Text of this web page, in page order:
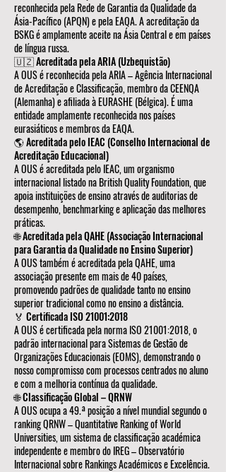
reconhecida pela Rede de Garantia da Qualidade da
Ásia-Pacífico (APQN) e pela EAQA. A acreditação da
BSKG é amplamente aceite na Ásia Central e em países
de língua russa.
🇺🇿 Acreditada pela ARIA (Uzbequistão)
A OUS é reconhecida pela ARIA – Agência Internacional
de Acreditação e Classificação, membro da CEENQA
(Alemanha) e afiliada à EURASHE (Bélgica). É uma
entidade amplamente reconhecida nos países
eurasiáticos e membros da EAQA.
🌎 Acreditada pelo IEAC (Conselho Internacional de
Acreditação Educacional)
A OUS é acreditada pelo IEAC, um organismo
internacional listado na British Quality Foundation, que
apoia instituições de ensino através de auditorias de
desempenho, benchmarking e aplicação das melhores
práticas.
🌐 Acreditada pela QAHE (Associação Internacional
para Garantia da Qualidade no Ensino Superior)
A OUS também é acreditada pela QAHE, uma
associação presente em mais de 40 países,
promovendo padrões de qualidade tanto no ensino
superior tradicional como no ensino a distância.
🏅 Certificada ISO 21001:2018
A OUS é certificada pela norma ISO 21001:2018, o
padrão internacional para Sistemas de Gestão de
Organizações Educacionais (EOMS), demonstrando o
nosso compromisso com processos centrados no aluno
e com a melhoria contínua da qualidade.
🌐 Classificação Global – QRNW
A OUS ocupa a 49.ª posição a nível mundial segundo o
ranking QRNW – Quantitative Ranking of World
Universities, um sistema de classificação académica
independente e membro do IREG – Observatório
Internacional sobre Rankings Académicos e Excelência.